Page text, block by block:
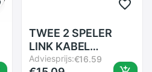
TWEE 2 SPELER
LINK KABEL
compatibel voor
Adviesprijs:€16.59